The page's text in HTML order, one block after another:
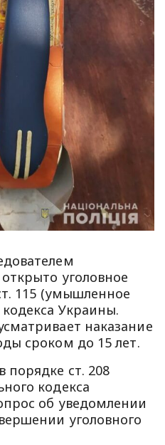
уголовное
115 (умышленное
Украины.
наказание
сроком до 15 лет.
ст. 208
кодекса
об уведомлении
уголовного